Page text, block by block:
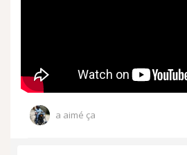
a aimé ça